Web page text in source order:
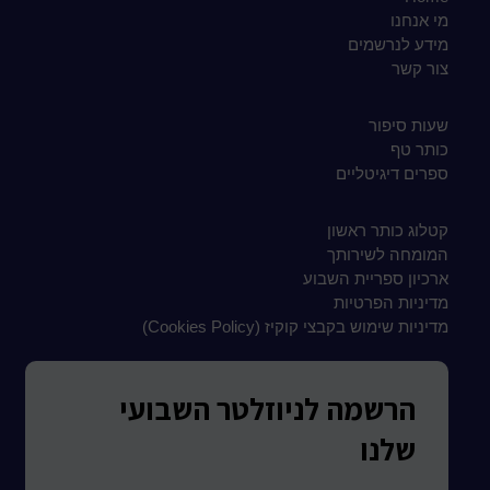
מי אנחנו
מידע לנרשמים
צור קשר
שעות סיפור
כותר טף
ספרים דיגיטליים
קטלוג כותר ראשון
המומחה לשירותך
ארכיון ספריית השבוע
מדיניות הפרטיות
מדיניות שימוש בקבצי קוקיז (Cookies Policy)